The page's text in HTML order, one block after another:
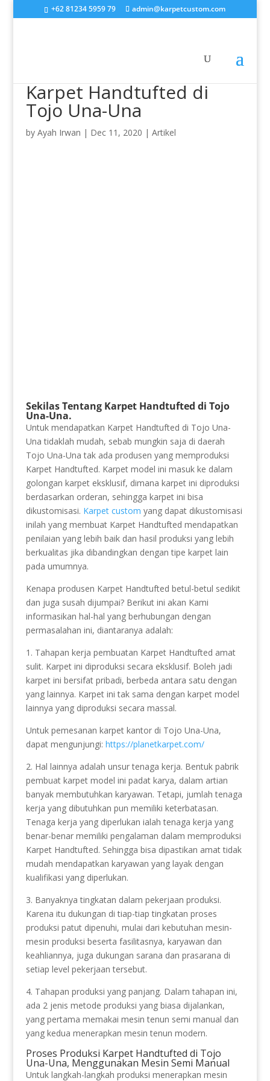
+62 81234 5959 79 admin@karpetcustom.com
Karpet Handtufted di
Tojo Una-Una
by Ayah Irwan | Dec 11, 2020 | Artikel
Sekilas Tentang Karpet Handtufted di Tojo
Una-Una.
Untuk mendapatkan Karpet Handtufted di Tojo Una-
Una tidaklah mudah, sebab mungkin saja di daerah
Tojo Una-Una tak ada produsen yang memproduksi
Karpet Handtufted. Karpet model ini masuk ke dalam
golongan karpet eksklusif, dimana karpet ini diproduksi
berdasarkan orderan, sehingga karpet ini bisa
dikustomisasi. Karpet custom yang dapat dikustomisasi
inilah yang membuat Karpet Handtufted mendapatkan
penilaian yang lebih baik dan hasil produksi yang lebih
berkualitas jika dibandingkan dengan tipe karpet lain
pada umumnya.
Kenapa produsen Karpet Handtufted betul-betul sedikit
dan juga susah dijumpai? Berikut ini akan Kami
informasikan hal-hal yang berhubungan dengan
permasalahan ini, diantaranya adalah:
1. Tahapan kerja pembuatan Karpet Handtufted amat
sulit. Karpet ini diproduksi secara eksklusif. Boleh jadi
karpet ini bersifat pribadi, berbeda antara satu dengan
yang lainnya. Karpet ini tak sama dengan karpet model
lainnya yang diproduksi secara massal.
Untuk pemesanan karpet kantor di Tojo Una-Una,
dapat mengunjungi: https://planetkarpet.com/
2. Hal lainnya adalah unsur tenaga kerja. Bentuk pabrik
pembuat karpet model ini padat karya, dalam artian
banyak membutuhkan karyawan. Tetapi, jumlah tenaga
kerja yang dibutuhkan pun memiliki keterbatasan.
Tenaga kerja yang diperlukan ialah tenaga kerja yang
benar-benar memiliki pengalaman dalam memproduksi
Karpet Handtufted. Sehingga bisa dipastikan amat tidak
mudah mendapatkan karyawan yang layak dengan
kualifikasi yang diperlukan.
3. Banyaknya tingkatan dalam pekerjaan produksi.
Karena itu dukungan di tiap-tiap tingkatan proses
produksi patut dipenuhi, mulai dari kebutuhan mesin-
mesin produksi beserta fasilitasnya, karyawan dan
keahliannya, juga dukungan sarana dan prasarana di
setiap level pekerjaan tersebut.
4. Tahapan produksi yang panjang. Dalam tahapan ini,
ada 2 jenis metode produksi yang biasa dijalankan,
yang pertama memakai mesin tenun semi manual dan
yang kedua menerapkan mesin tenun modern.
Proses Produksi Karpet Handtufted di Tojo
Una-Una, Menggunakan Mesin Semi Manual
Untuk langkah-langkah produksi menerapkan mesin